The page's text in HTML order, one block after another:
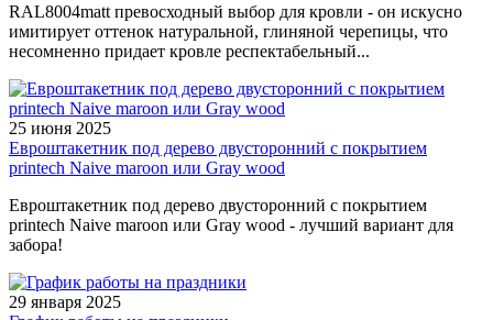
RAL8004matt превосходный выбор для кровли - он искусно
имитирует оттенок натуральной, глиняной черепицы, что
несомненно придает кровле респектабельный...
25 июня 2025
Евроштакетник под дерево двусторонний с покрытием
printech Naive maroon или Gray wood
Евроштакетник под дерево двусторонний с покрытием
printech Naive maroon или Gray wood - лучший вариант для
забора!
29 января 2025